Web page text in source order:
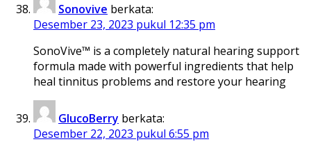
Sonovive berkata:
Desember 23, 2023 pukul 12:35 pm
SonoVive™ is a completely natural hearing support
formula made with powerful ingredients that help
heal tinnitus problems and restore your hearing
GlucoBerry berkata:
Desember 22, 2023 pukul 6:55 pm